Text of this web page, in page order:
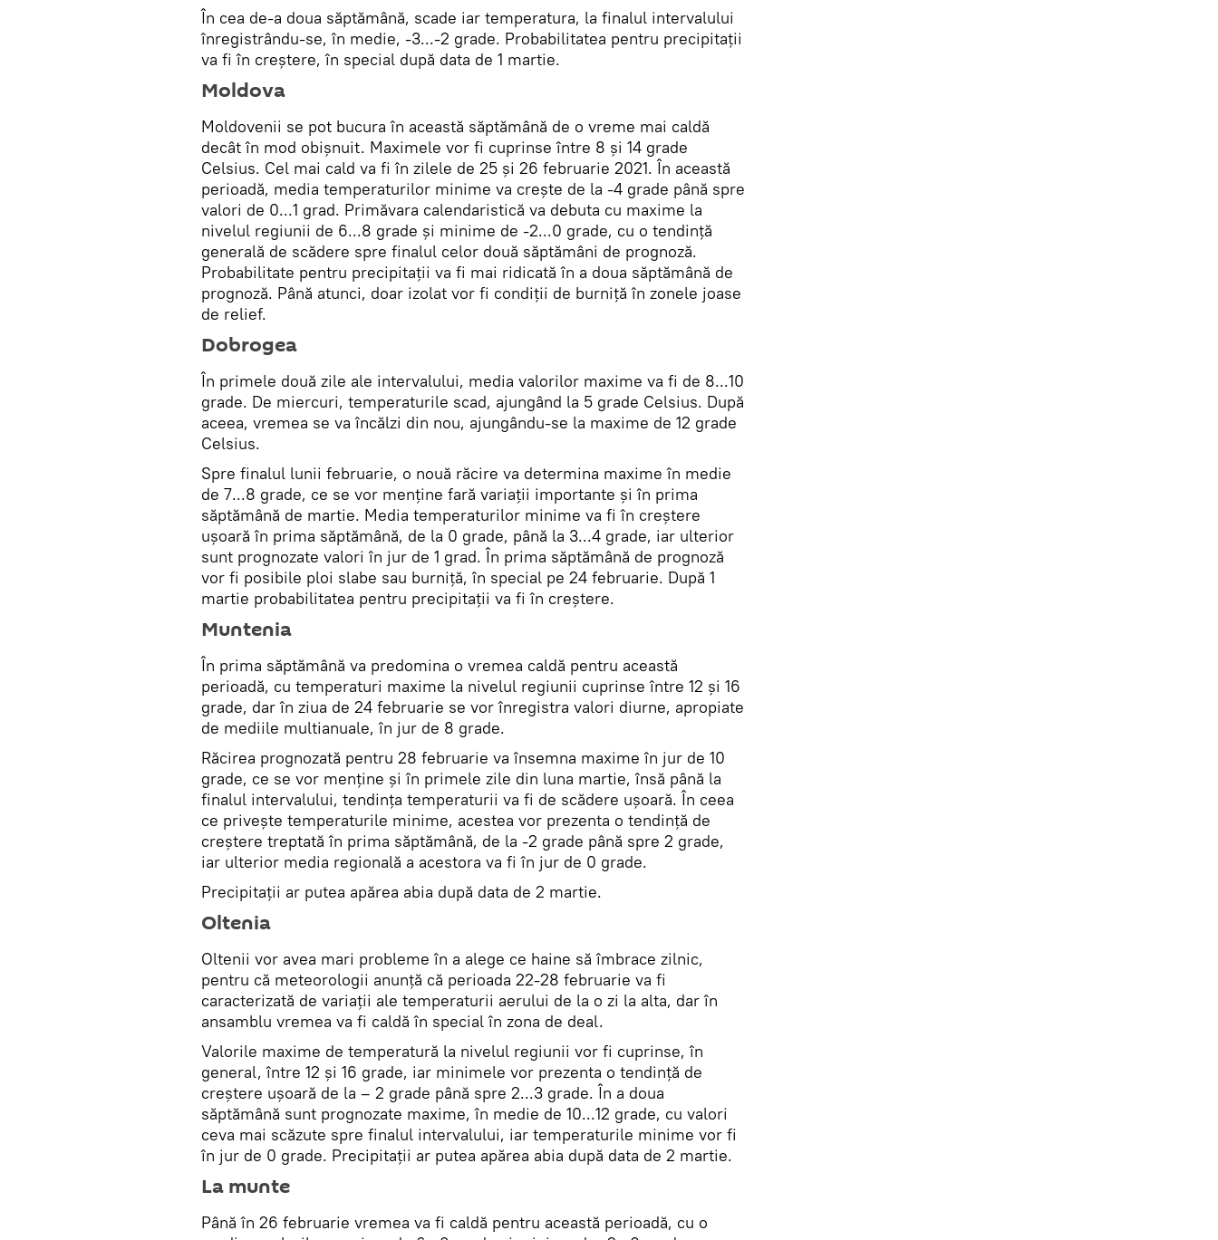
În cea de-a doua săptămână, scade iar temperatura, la finalul intervalului
înregistrându-se, în medie, -3...-2 grade. Probabilitatea pentru precipitații
va fi în creștere, în special după data de 1 martie.
Moldova
Moldovenii se pot bucura în această săptămână de o vreme mai caldă
decât în mod obișnuit. Maximele vor fi cuprinse între 8 și 14 grade
Celsius. Cel mai cald va fi în zilele de 25 și 26 februarie 2021. În această
perioadă, media temperaturilor minime va crește de la -4 grade până spre
valori de 0...1 grad. Primăvara calendaristică va debuta cu maxime la
nivelul regiunii de 6...8 grade și minime de -2...0 grade, cu o tendință
generală de scădere spre finalul celor două săptămâni de prognoză.
Probabilitate pentru precipitații va fi mai ridicată în a doua săptămână de
prognoză. Până atunci, doar izolat vor fi condiții de burniță în zonele joase
de relief.
Dobrogea
În primele două zile ale intervalului, media valorilor maxime va fi de 8...10
grade. De miercuri, temperaturile scad, ajungând la 5 grade Celsius. După
aceea, vremea se va încălzi din nou, ajungându-se la maxime de 12 grade
Celsius.
Spre finalul lunii februarie, o nouă răcire va determina maxime în medie
de 7...8 grade, ce se vor menține fară variații importante și în prima
săptămână de martie. Media temperaturilor minime va fi în creștere
ușoară în prima săptămână, de la 0 grade, până la 3...4 grade, iar ulterior
sunt prognozate valori în jur de 1 grad. În prima săptămână de prognoză
vor fi posibile ploi slabe sau burniță, în special pe 24 februarie. După 1
martie probabilitatea pentru precipitații va fi în creștere.
Muntenia
În prima săptămână va predomina o vremea caldă pentru această
perioadă, cu temperaturi maxime la nivelul regiunii cuprinse între 12 și 16
grade, dar în ziua de 24 februarie se vor înregistra valori diurne, apropiate
de mediile multianuale, în jur de 8 grade.
Răcirea prognozată pentru 28 februarie va însemna maxime în jur de 10
grade, ce se vor menține și în primele zile din luna martie, însă până la
finalul intervalului, tendința temperaturii va fi de scădere ușoară. În ceea
ce privește temperaturile minime, acestea vor prezenta o tendință de
creștere treptată în prima săptămână, de la -2 grade până spre 2 grade,
iar ulterior media regională a acestora va fi în jur de 0 grade.
Precipitații ar putea apărea abia după data de 2 martie.
Oltenia
Oltenii vor avea mari probleme în a alege ce haine să îmbrace zilnic,
pentru că meteorologii anunță că perioada 22-28 februarie va fi
caracterizată de variații ale temperaturii aerului de la o zi la alta, dar în
ansamblu vremea va fi caldă în special în zona de deal.
Valorile maxime de temperatură la nivelul regiunii vor fi cuprinse, în
general, între 12 și 16 grade, iar minimele vor prezenta o tendință de
creștere ușoară de la – 2 grade până spre 2...3 grade. În a doua
săptămână sunt prognozate maxime, în medie de 10...12 grade, cu valori
ceva mai scăzute spre finalul intervalului, iar temperaturile minime vor fi
în jur de 0 grade. Precipitații ar putea apărea abia după data de 2 martie.
La munte
Până în 26 februarie vremea va fi caldă pentru această perioadă, cu o